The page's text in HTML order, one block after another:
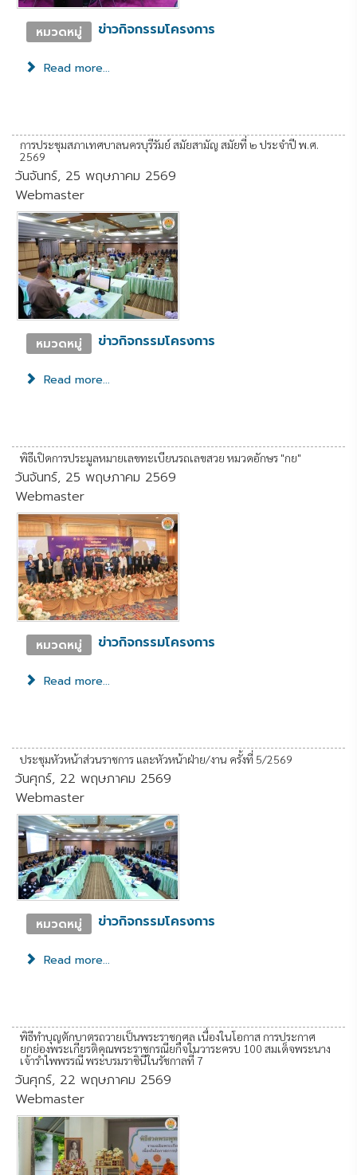
หมวดหมู่ ข่าวกิจกรรมโครงการ
Read more...
การประชุมสภาเทศบาลนครบุรีรัมย์ สมัยสามัญ สมัยที่ ๒ ประจำปี พ.ศ.
2569
วันจันทร์, 25 พฤษภาคม 2569
Webmaster
หมวดหมู่ ข่าวกิจกรรมโครงการ
Read more...
พิธีเปิดการประมูลหมายเลขทะเบียนรถเลขสวย หมวดอักษร "กย"
วันจันทร์, 25 พฤษภาคม 2569
Webmaster
หมวดหมู่ ข่าวกิจกรรมโครงการ
Read more...
ประชุมหัวหน้าส่วนราชการ และหัวหน้าฝ่าย/งาน ครั้งที่ 5/2569
วันศุกร์, 22 พฤษภาคม 2569
Webmaster
หมวดหมู่ ข่าวกิจกรรมโครงการ
Read more...
พิธีทำบุญตักบาตรถวายเป็นพระราชกุศล เนื่องในโอกาส การประกาศ
ยกย่องพระเกียรติคุณพระราชกรณียกิจในวาระครบ 100 สมเด็จพระนาง
เจ้ารำไพพรรณี พระบรมราชินีในรัชกาลที่ 7
วันศุกร์, 22 พฤษภาคม 2569
Webmaster